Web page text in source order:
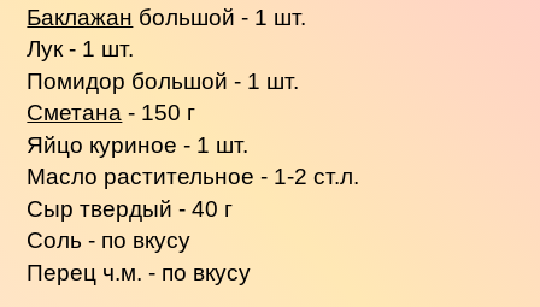
Баклажан большой - 1 шт.
Лук - 1 шт.
Помидор большой - 1 шт.
Сметана - 150 г
Яйцо куриное - 1 шт.
Масло растительное - 1-2 ст.л.
Сыр твердый - 40 г
Соль - по вкусу
Перец ч.м. - по вкусу